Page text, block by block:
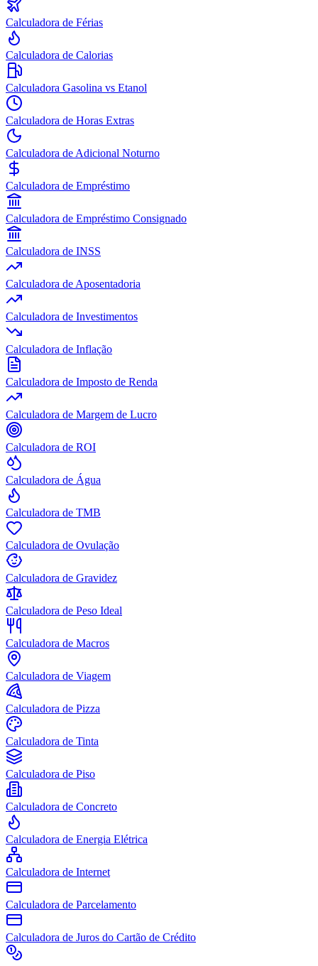
Calculadora de Férias
Calculadora de Calorias
Calculadora Gasolina vs Etanol
Calculadora de Horas Extras
Calculadora de Adicional Noturno
Calculadora de Empréstimo
Calculadora de Empréstimo Consignado
Calculadora de INSS
Calculadora de Aposentadoria
Calculadora de Investimentos
Calculadora de Inflação
Calculadora de Imposto de Renda
Calculadora de Margem de Lucro
Calculadora de ROI
Calculadora de Água
Calculadora de TMB
Calculadora de Ovulação
Calculadora de Gravidez
Calculadora de Peso Ideal
Calculadora de Macros
Calculadora de Viagem
Calculadora de Pizza
Calculadora de Tinta
Calculadora de Piso
Calculadora de Concreto
Calculadora de Energia Elétrica
Calculadora de Internet
Calculadora de Parcelamento
Calculadora de Juros do Cartão de Crédito